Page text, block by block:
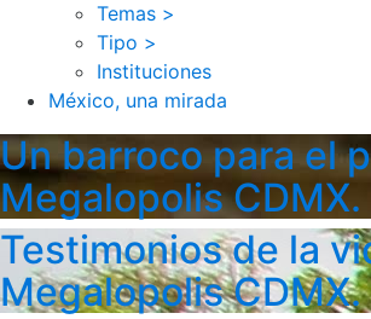
Temas >
Tipo >
Instituciones
México, una mirada
Un barroco para el
Megalopolis
Testimonios de la
Megalopolis